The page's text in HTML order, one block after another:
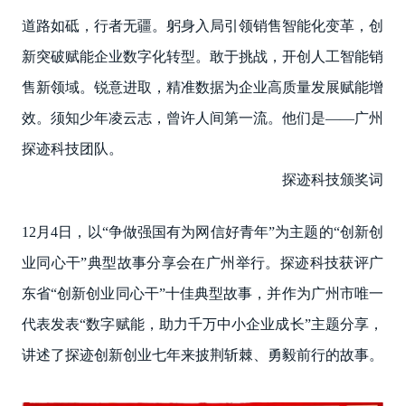
道路如砥，行者无疆。躬身入局引领销售智能化变革，创
新突破赋能企业数字化转型。敢于挑战，开创人工智能销
售新领域。锐意进取，精准数据为企业高质量发展赋能增
效。须知少年凌云志，曾许人间第一流。他们是——广州
探迹科技团队。
探迹科技颁奖词
12月4日，以“争做强国有为网信好青年”为主题的“创新创
业同心干”典型故事分享会在广州举行。探迹科技获评广
东省“创新创业同心干”十佳典型故事，并作为广州市唯一
代表发表“数字赋能，助力千万中小企业成长”主题分享，
讲述了探迹创新创业七年来披荆斩棘、勇毅前行的故事。